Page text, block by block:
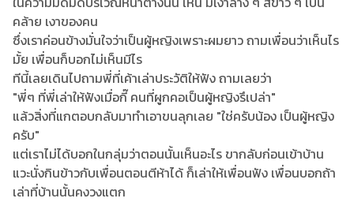
คล้าย เงาของคน
ซึ่งเราค่อนข้างมั่นใจว่าเป็นผู้หญิงเพราะผมยาว ถามเพื่อนว่าเห็นไร
มั้ย เพื่อนก็บอกไม่เห็นมีไร
ทีนี้เลยเดินไปถามพี่ที่เค้าเล่าประวัติให้ฟัง ถามเลยว่า
"พี่ๆ ที่พี่เล่าให้ฟังเมื่อกี๊ คนที่ผูกคอเป็นผู้หญิงรึเปล่า"
แล้วสิ่งที่แกตอบกลับมาทำเอาขนลุกเลย "ใช่ครับน้อง เป็นผู้หญิง
ครับ"
แต่เราไม่ได้บอกในกลุ่มว่าตอนนั้นเห็นอะไร ขากลับก่อนเข้าบ้าน
แวะนั่งกินข้าวกับเพื่อนตอนตีห้าได้ ก็เล่าให้เพื่อนฟัง เพื่อนบอกถ้า
เล่าที่บ้านนั้นคงวงแตก